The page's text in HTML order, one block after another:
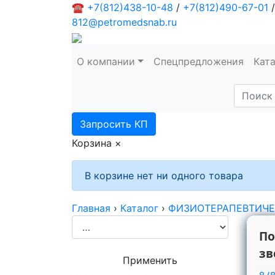
☎ +7(812)438-10-48 / +7(812)490-67-01 /
812@petromedsnab.ru
О компании Спецпредложения
Запросить КП
Корзина ×
В корзине нет ни одного товара
Главная › Каталог ›
Применить